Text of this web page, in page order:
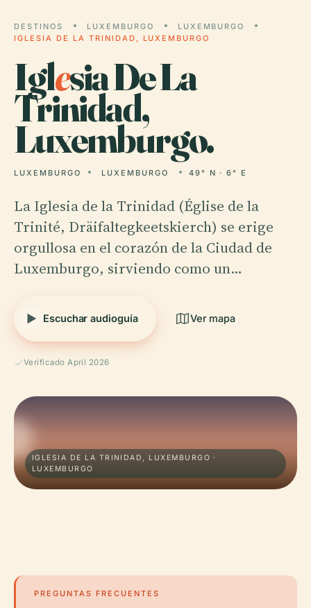
DESTINOS LUXEMBURGO
LUXEMBURGO
IGLESIA DE LA TRINIDAD, LUXEMBURGO
Iglesia De La
Trinidad,
Luxemburgo.
LUXEMBURGO LUXEMBURGO 49° N · 6° E
La Iglesia de la Trinidad (Église de la
Trinité, Dräifaltegkeetskierch) se erige
orgullosa en el corazón de la Ciudad de
Luxemburgo, sirviendo como un…
Escuchar audioguía Ver mapa
Verificado April 2026
IGLESIA DE LA TRINIDAD, LUXEMBURGO ·
LUXEMBURGO
PREGUNTAS FRECUENTES